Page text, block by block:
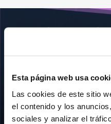
Esta página web usa
Las cookies de este sitio
el contenido y los
sociales y analizar el